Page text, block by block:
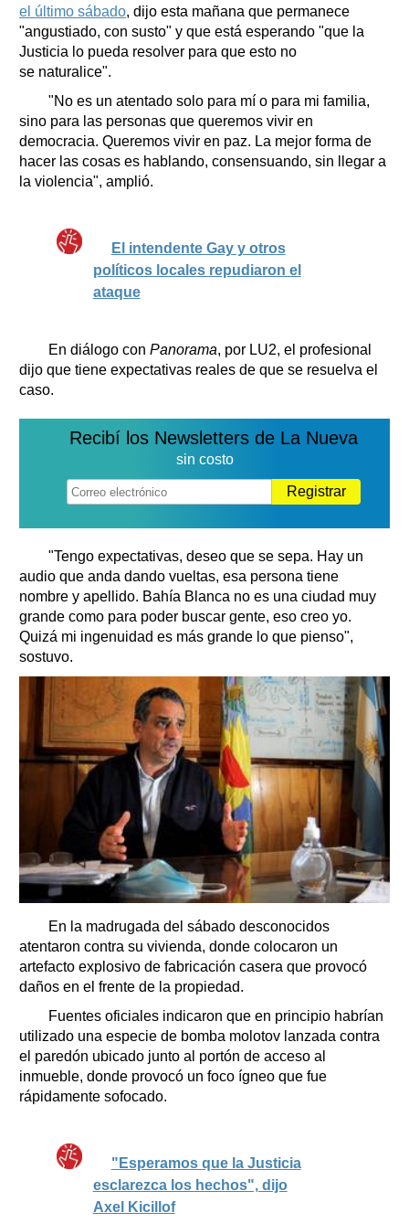
Datos Útiles
Fúnebres
Edictos
el último sábado, dijo esta mañana que permanece
"angustiado, con susto" y que está esperando "que la
Justicia lo pueda resolver para que esto no
se naturalice".
"No es un atentado solo para mí o para mi familia,
sino para las personas que queremos vivir en
democracia. Queremos vivir en paz. La mejor forma de
hacer las cosas es hablando, consensuando, sin llegar a
la violencia", amplió.
El intendente Gay y otros
políticos locales repudiaron el
ataque
En diálogo con Panorama, por LU2, el profesional
dijo que tiene expectativas reales de que se resuelva el
caso.
Recibí los Newsletters de La Nueva
sin costo
Registrar
"Tengo expectativas, deseo que se sepa. Hay un
audio que anda dando vueltas, esa persona tiene
nombre y apellido. Bahía Blanca no es una ciudad muy
grande como para poder buscar gente, eso creo yo.
Quizá mi ingenuidad es más grande lo que pienso",
sostuvo.
En la madrugada del sábado desconocidos
atentaron contra su vivienda, donde colocaron un
artefacto explosivo de fabricación casera que provocó
daños en el frente de la propiedad.
Fuentes oficiales indicaron que en principio habrían
utilizado una especie de bomba molotov lanzada contra
el paredón ubicado junto al portón de acceso al
inmueble, donde provocó un foco ígneo que fue
rápidamente sofocado.
"Esperamos que la Justicia
esclarezca los hechos", dijo
Axel Kicillof